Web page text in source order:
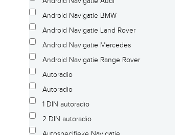
Android Navigatie BMW
Android Navigatie Land Rover
Android Navigatie Mercedes
Android Navigatie Range Rover
Autoradio
Autoradio
1 DIN autoradio
2 DIN autoradio